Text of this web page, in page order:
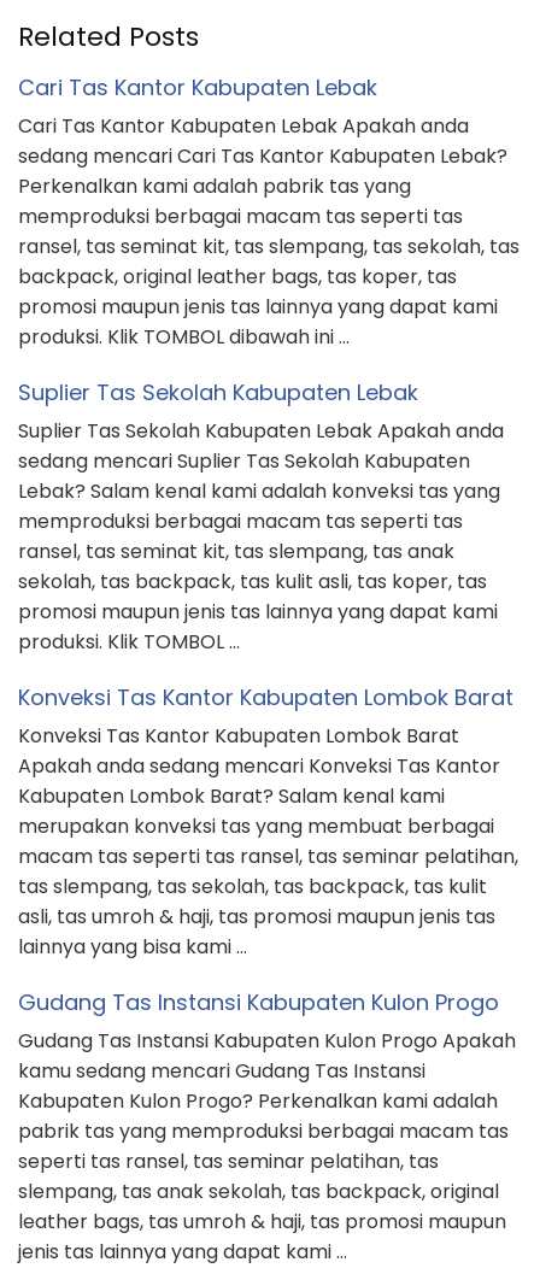
Related Posts
Cari Tas Kantor Kabupaten Lebak
Cari Tas Kantor Kabupaten Lebak Apakah anda
sedang mencari Cari Tas Kantor Kabupaten Lebak?
Perkenalkan kami adalah pabrik tas yang
memproduksi berbagai macam tas seperti tas
ransel, tas seminat kit, tas slempang, tas sekolah, tas
backpack, original leather bags, tas koper, tas
promosi maupun jenis tas lainnya yang dapat kami
produksi. Klik TOMBOL dibawah ini …
Suplier Tas Sekolah Kabupaten Lebak
Suplier Tas Sekolah Kabupaten Lebak Apakah anda
sedang mencari Suplier Tas Sekolah Kabupaten
Lebak? Salam kenal kami adalah konveksi tas yang
memproduksi berbagai macam tas seperti tas
ransel, tas seminat kit, tas slempang, tas anak
sekolah, tas backpack, tas kulit asli, tas koper, tas
promosi maupun jenis tas lainnya yang dapat kami
produksi. Klik TOMBOL …
Konveksi Tas Kantor Kabupaten Lombok Barat
Konveksi Tas Kantor Kabupaten Lombok Barat
Apakah anda sedang mencari Konveksi Tas Kantor
Kabupaten Lombok Barat? Salam kenal kami
merupakan konveksi tas yang membuat berbagai
macam tas seperti tas ransel, tas seminar pelatihan,
tas slempang, tas sekolah, tas backpack, tas kulit
asli, tas umroh & haji, tas promosi maupun jenis tas
lainnya yang bisa kami …
Gudang Tas Instansi Kabupaten Kulon Progo
Gudang Tas Instansi Kabupaten Kulon Progo Apakah
kamu sedang mencari Gudang Tas Instansi
Kabupaten Kulon Progo? Perkenalkan kami adalah
pabrik tas yang memproduksi berbagai macam tas
seperti tas ransel, tas seminar pelatihan, tas
slempang, tas anak sekolah, tas backpack, original
leather bags, tas umroh & haji, tas promosi maupun
jenis tas lainnya yang dapat kami …